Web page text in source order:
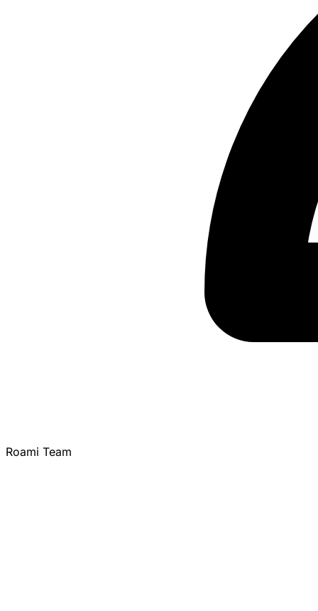
Roami Team